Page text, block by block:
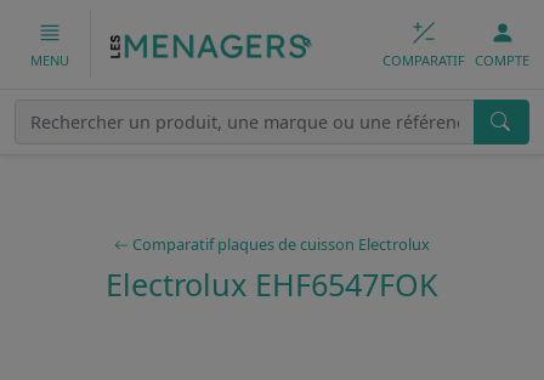
MENU COMPARATIF COMPTE
Comparatif plaques de cuisson Electrolux
Electrolux EHF6547FOK